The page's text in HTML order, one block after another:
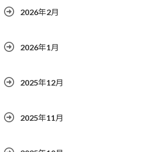
2026年2月
2026年1月
2025年12月
2025年11月